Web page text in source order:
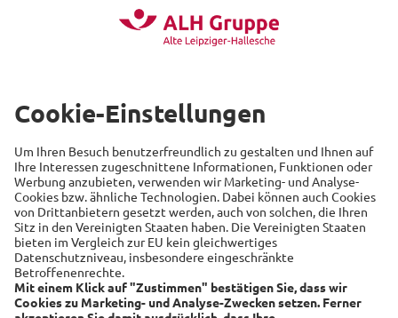
Wann ist eine
Zahnzusatzversicherung sinnvoll?
Gesunde Zähne sind zentral für unser
Wohlbefinden, Aussehen und Gesundheit.
Oft merkt man das jedoch erst, wenn erste